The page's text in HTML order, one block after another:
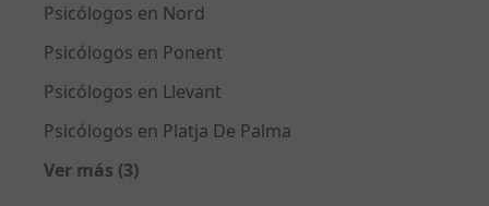
Psicólogos en Nord
Psicólogos en Ponent
Psicólogos en Llevant
Psicólogos en Platja De Palma
Ver más (3)